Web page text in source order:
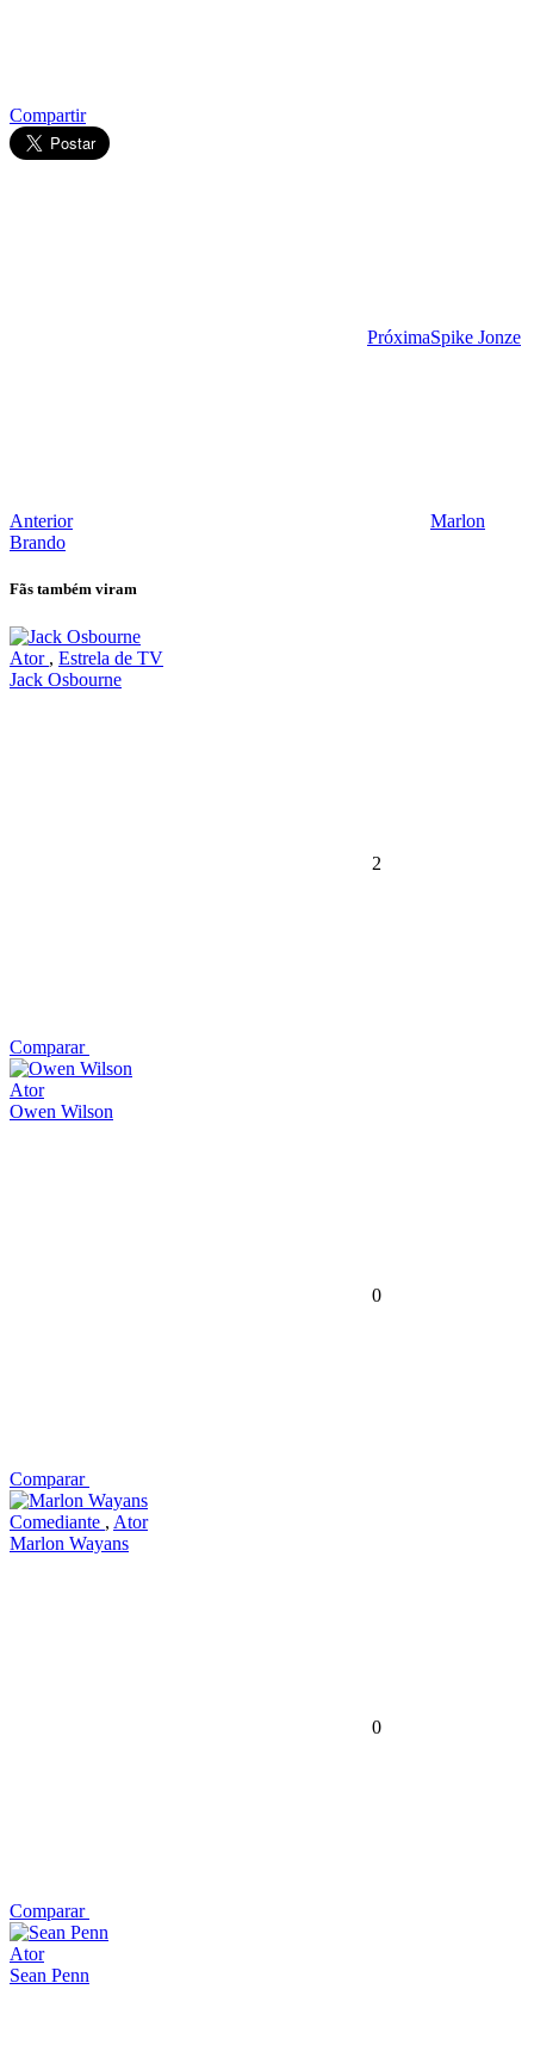
Compartir
PróximaSpike Jonze
Anterior
Marlon
Brando
Fãs também viram
Ator , Estrela de TV
Jack Osbourne
2
Comparar
Ator
Owen Wilson
0
Comparar
Comediante , Ator
Marlon Wayans
0
Comparar
Ator
Sean Penn